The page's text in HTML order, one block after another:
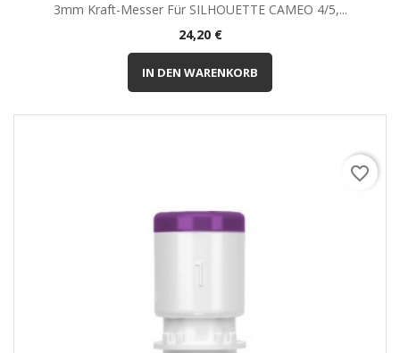
3mm Kraft-Messer Für SILHOUETTE CAMEO 4/5,...
Preis
24,20 €
IN DEN WARENKORB
favorite_border